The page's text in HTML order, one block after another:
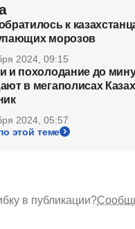
к
морозов
2024, 09:15
и похолодание до
в мегаполисах
2024, 05:57
этой теме
в публикации?